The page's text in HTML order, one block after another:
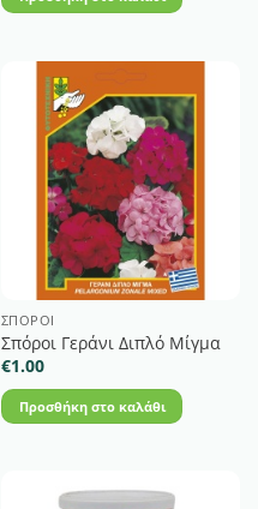
ΣΠΌΡΟΙ
Σπόροι Γεράνι Διπλό Μίγμα
€1.00
Προσθήκη στο καλάθι